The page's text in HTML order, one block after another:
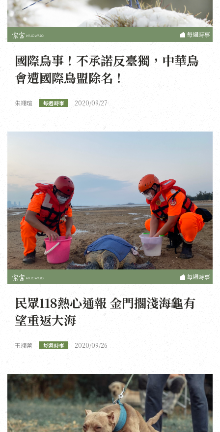
每週時事
國際鳥事！不承諾反臺獨，中華鳥
會遭國際鳥盟除名！
朱翊瑄 每週時事 2020/09/27
每週時事
民眾118熱心通報 金門擱淺海龜有
望重返大海
王翊蕾 每週時事 2020/09/26